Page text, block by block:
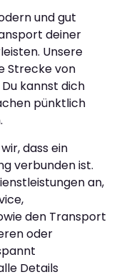
und gut
deiner
Unsere
Strecke von
kannst dich
pünktlich
dass ein
verbunden ist.
an,
den Transport
oder
Details